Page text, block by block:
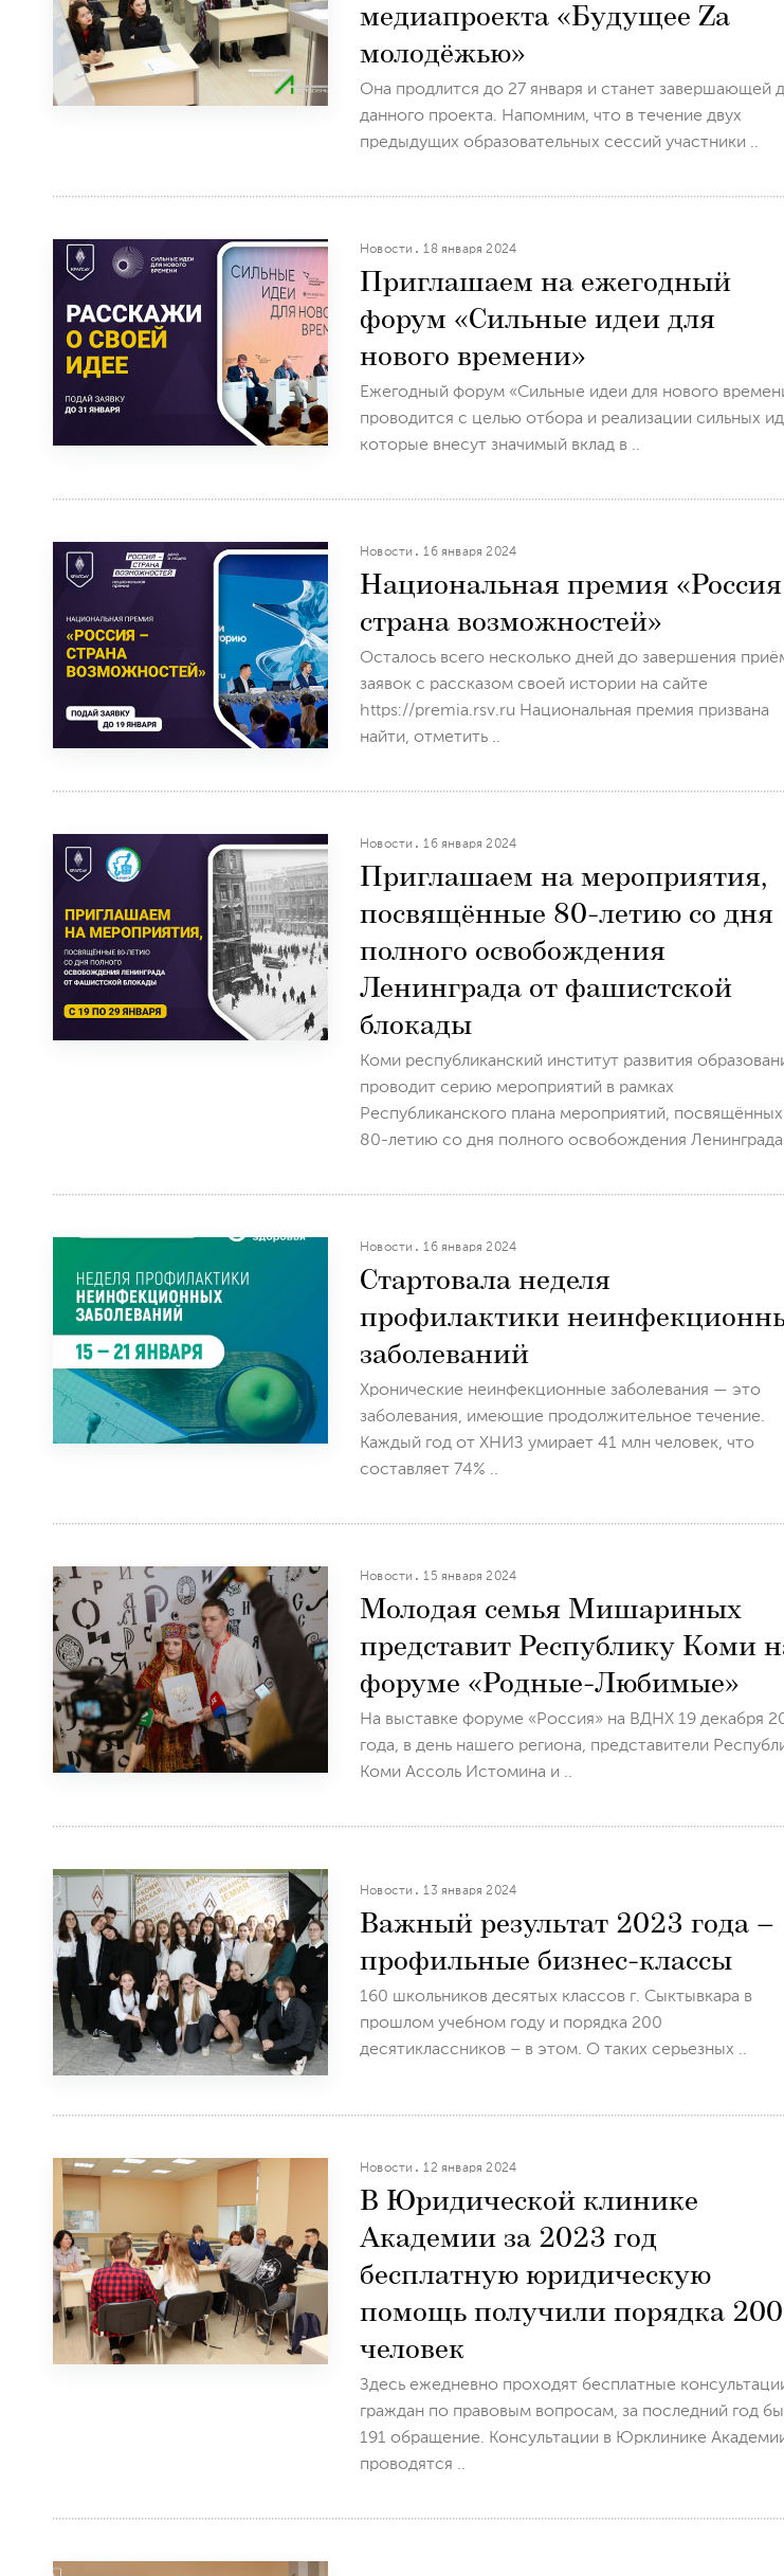
медиапроекта «Будущее Zа
молодёжью»
Она продлится до 27 января и станет завершающей
данного проекта. Напомним, что в течение двух
предыдущих образовательных сессий участники ..
Новости 18 января 2024
Приглашаем на ежегодный
форум «Сильные идеи для
нового времени»
Ежегодный форум «Сильные идеи для нового
проводится с целью отбора и реализации сильных
которые внесут значимый вклад в ..
Новости 16 января 2024
Национальная премия
страна возможностей»
Осталось всего несколько дней до завершения
заявок с рассказом своей истории на сайте
https://premia.rsv.ru Национальная премия призвана
найти, отметить ..
Новости 16 января 2024
Приглашаем на мероприятия,
посвящённые 80-летию со дня
полного освобождения
Ленинграда от фашистской
блокады
Коми республиканский институт развития
проводит серию мероприятий в рамках
Республиканского плана мероприятий, посвящённых
80-летию со дня полного освобождения
Новости 16 января 2024
Стартовала неделя
профилактики
заболеваний
Хронические неинфекционные заболевания — это
заболевания, имеющие продолжительное течение.
Каждый год от ХНИЗ умирает 41 млн человек, что
составляет 74% ..
Новости 15 января 2024
Молодая семья Мишариных
представит Республику Коми
форуме «Родные-Любимые»
На выставке форуме «Россия» на ВДНХ 19 декабря
года, в день нашего региона, представители
Коми Ассоль Истомина и ..
Новости 13 января 2024
Важный результат 2023 года –
профильные бизнес-классы
160 школьников десятых классов г. Сыктывкара в
прошлом учебном году и порядка 200
десятиклассников – в этом. О таких серьезных ..
Новости 12 января 2024
В Юридической клинике
Академии за 2023 год
бесплатную юридическую
помощь получили порядка 200
человек
Здесь ежедневно проходят бесплатные
граждан по правовым вопросам, за последний год
191 обращение. Консультации в Юрклинике
проводятся ..